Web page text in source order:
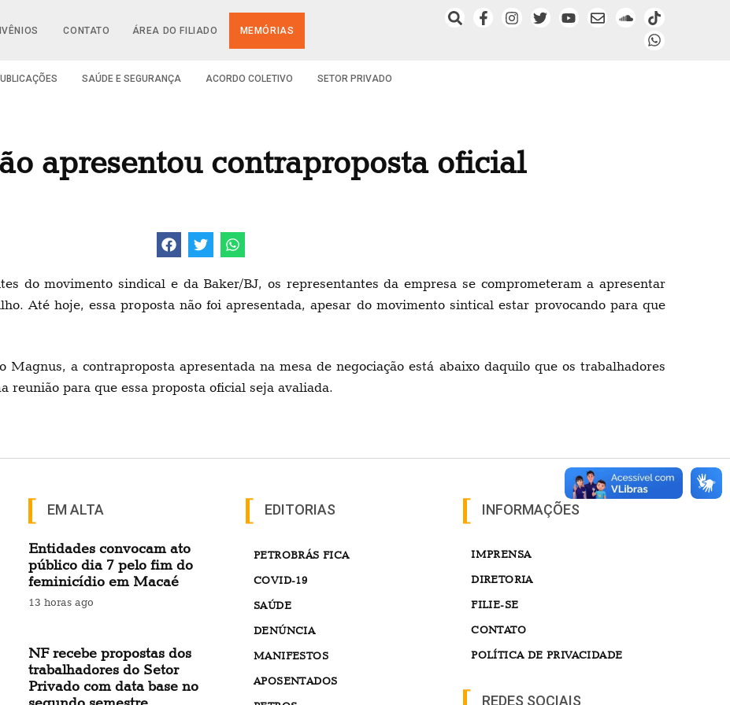
CONTATO ÁREA DO FILIADO MEMÓRIAS
SAÚDE E SEGURANÇA ACORDO COLETIVO SETOR PRIVADO
apresentou contraproposta oficial
do movimento sindical e da Baker/BJ, os representantes da empresa se comprometeram a apresentar
Até hoje, essa proposta não foi apresentada, apesar do movimento sintical estar provocando para que
a contraproposta apresentada na mesa de negociação está abaixo daquilo que os trabalhadores
reunião para que essa proposta oficial seja avaliada.
EM ALTA
Entidades convocam ato
público dia 7 pelo fim do
feminicídio em Macaé
13 horas ago
NF recebe propostas dos
trabalhadores do Setor
Privado com data base no
EDITORIAS
PETROBRÁS FICA
COVID-19
SAÚDE
DENÚNCIA
MANIFESTOS
APOSENTADOS
INFORMAÇÕES
IMPRENSA
DIRETORIA
FILIE-SE
CONTATO
POLÍTICA DE PRIVACIDADE
REDES SOCIAIS